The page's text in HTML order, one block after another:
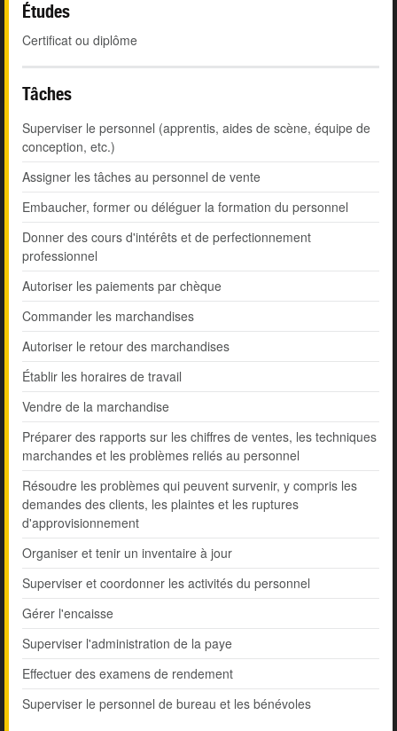
Études
Certificat ou diplôme
Tâches
Superviser le personnel (apprentis, aides de scène, équipe de
conception, etc.)
Assigner les tâches au personnel de vente
Embaucher, former ou déléguer la formation du personnel
Donner des cours d'intérêts et de perfectionnement
professionnel
Autoriser les paiements par chèque
Commander les marchandises
Autoriser le retour des marchandises
Établir les horaires de travail
Vendre de la marchandise
Préparer des rapports sur les chiffres de ventes, les techniques
marchandes et les problèmes reliés au personnel
Résoudre les problèmes qui peuvent survenir, y compris les
demandes des clients, les plaintes et les ruptures
d'approvisionnement
Organiser et tenir un inventaire à jour
Superviser et coordonner les activités du personnel
Gérer l'encaisse
Superviser l'administration de la paye
Effectuer des examens de rendement
Superviser le personnel de bureau et les bénévoles